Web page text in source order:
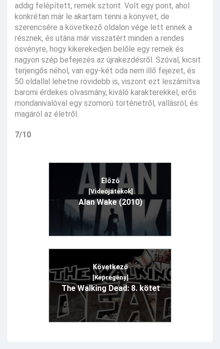
addig felépített, remek sztorit. Volt egy pont, ahol
konkrétan már le akartam tenni a könyvet, de
szerencsére a következő oldalon vége lett ennek a
résznek, és utána már visszatért minden a rendes
ösvényre, hogy kikerekedjen belőle egy remek és
nagyon szép befejezés az újrakezdésről. Szóval, kicsit
terjengős néhol, van egy-két oda nem illő fejezet, és
50 oldallal lehetne rövidebb is, viszont ezt leszámítva
baromi érdekes olvasmány, kiváló karakterekkel, erős
mondanivalóval egy szomorú történetről, vallásról, és
magáról az életről.
7/10
Előző
[Videójátékok]
Alan Wake (2010)
Következő
[Képregény]
The Walking Dead: 8. kötet